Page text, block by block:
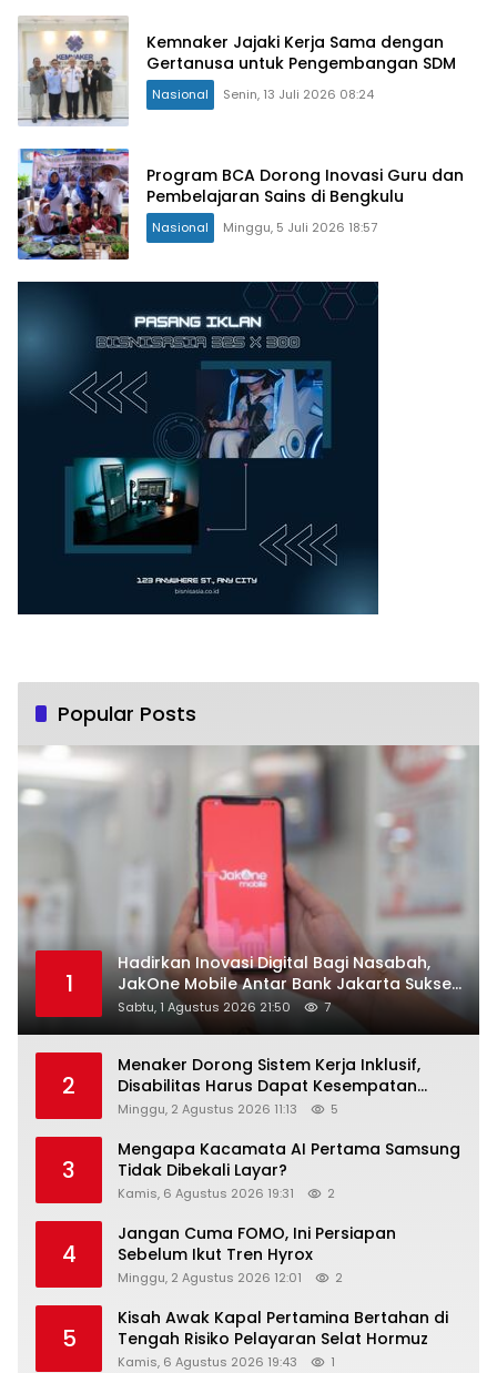
Kemnaker Jajaki Kerja Sama dengan
Gertanusa untuk Pengembangan SDM
Nasional Senin, 13 Juli 2026 08:24
Program BCA Dorong Inovasi Guru dan
Pembelajaran Sains di Bengkulu
Nasional Minggu, 5 Juli 2026 18:57
Popular Posts
1
Hadirkan Inovasi Digital Bagi Nasabah,
JakOne Mobile Antar Bank Jakarta Sukses
Raih Digital Excellence Awards 2026
Sabtu, 1 Agustus 2026 21:50 7
2
Menaker Dorong Sistem Kerja Inklusif,
Disabilitas Harus Dapat Kesempatan
Setara
Minggu, 2 Agustus 2026 11:13 5
3
Mengapa Kacamata AI Pertama Samsung
Tidak Dibekali Layar?
Kamis, 6 Agustus 2026 19:31 2
4
Jangan Cuma FOMO, Ini Persiapan
Sebelum Ikut Tren Hyrox
Minggu, 2 Agustus 2026 12:01 2
5
Kisah Awak Kapal Pertamina Bertahan di
Tengah Risiko Pelayaran Selat Hormuz
Kamis, 6 Agustus 2026 19:43 1